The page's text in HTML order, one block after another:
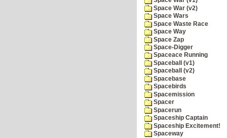
Space War (v2)
Space Wars
Space Waste Race
Space Way
Space Zap
Space-Digger
Spaceace Running
Spaceball (v1)
Spaceball (v2)
Spacebase
Spacebirds
Spacemission
Spacer
Spacerun
Spaceship Captain
Spaceship Excitement!
Spaceway